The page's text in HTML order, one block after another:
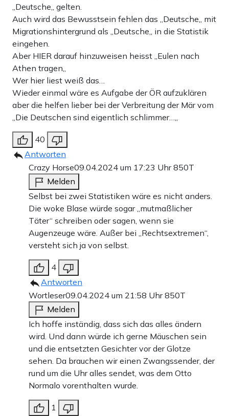
,,Deutsche,, gelten.
Auch wird das Bewusstsein fehlen das ,,Deutsche,, mit
Migrationshintergrund als ,,Deutsche,, in die Statistik
eingehen.
Aber HIER darauf hinzuweisen heisst ,,Eulen nach
Athen tragen,,
Wer hier liest weiß das…
Wieder einmal wäre es Aufgabe der ÖR aufzuklären
aber die helfen lieber bei der Verbreitung der Mär vom
,,Die Deutschen sind eigentlich schlimmer…,,
40
Antworten
Crazy Horse09.04.2024 um 17:23 Uhr850T
Melden
Selbst bei zwei Statistiken wäre es nicht anders.
Die woke Blase würde sogar „mutmaßlicher
Täter“ schreiben oder sagen, wenn sie
Augenzeuge wäre. Außer bei „Rechtsextremen“,
versteht sich ja von selbst.
4
Antworten
Wortleser09.04.2024 um 21:58 Uhr850T
Melden
Ich hoffe inständig, dass sich das alles ändern
wird. Und dann würde ich gerne Mäuschen sein
und die entsetzten Gesichter vor der Glotze
sehen. Da brauchen wir einen Zwangssender, der
rund um die Uhr alles sendet, was dem Otto
Normalo vorenthalten wurde.
1